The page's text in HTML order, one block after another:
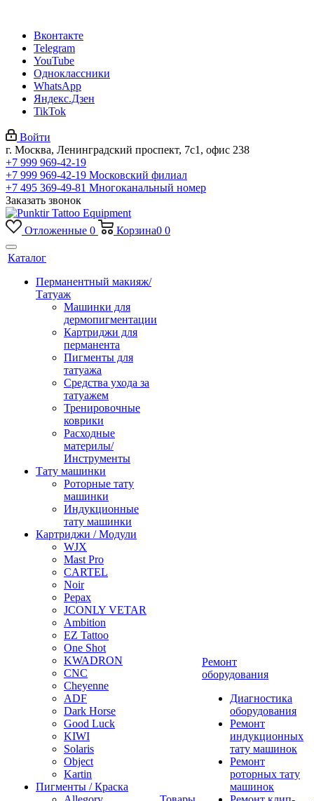
Вконтакте
Telegram
YouTube
Одноклассники
WhatsApp
Яндекс.Дзен
TikTok
Войти
г. Москва, Ленинградский проспект, 7с1, офис 238
+7 999 969-42-19
+7 999 969-42-19 Московский филиал
+7 495 369-49-81 Многоканальный номер
Заказать звонок
Отложенные 0 Корзина0 0
Каталог
Перманентный макияж/
Татуаж
Машинки для
дермопигментации
Картриджи для
перманента
Пигменты для
татуажа
Средства ухода за
татуажем
Тренировочные
коврики
Расходные
материлы/
Инструменты
Тату машинки
Роторные тату
машинки
Индукционные
тату машинки
Картриджи / Модули
WJX
Mast Pro
CARTEL
Noir
Pepax
JCONLY VETAR
Ambition
EZ Tattoo
One Shot
KWADRON
CNC
Cheyenne
ADF
Dark Horse
Good Luck
KIWI
Solaris
Object
Kartin
Пигменты / Краска
Ремонт
оборудования
Диагностика
оборудования
Ремонт
индукционных
тату машинок
Ремонт
роторных тату
машинок